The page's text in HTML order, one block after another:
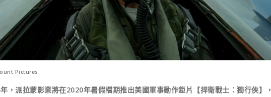
Pictures
，派拉蒙影業將在2020年暑假檔期推出美國軍事動作鉅片【捍衛戰士：獨行俠】，